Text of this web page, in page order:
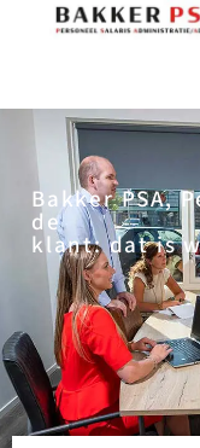
Bakker PSA,
de
klant: dat is